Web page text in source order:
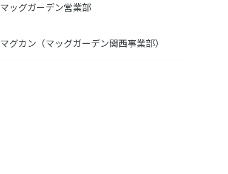
マッグガーデン営業部
マグカン（マッグガーデン関西事業部）